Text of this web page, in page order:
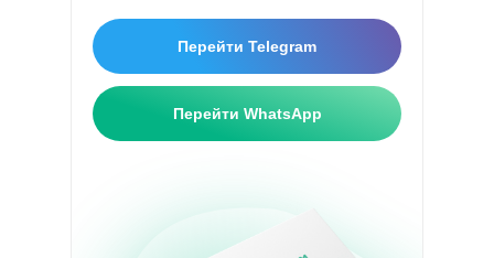
Перейти Telegram
Перейти WhatsApp